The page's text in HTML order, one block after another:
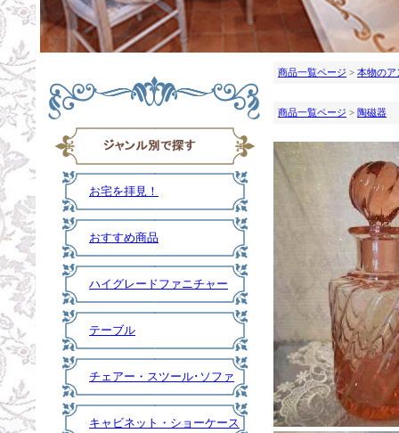
お宅を拝見！
おすすめ商品
ハイグレードファニチャー
テーブル
チェアー・スツール･ソファ
キャビネット・ショーケース
商品一覧ページ > 本物のア
商品一覧ページ > 陶磁器